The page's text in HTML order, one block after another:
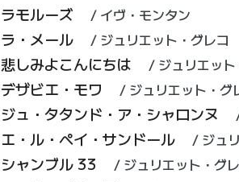
ラモルーズ イヴ・モンタン
ラ・メール ジュリエット・グレコ
悲しみよこんにちは ジュリエッ
デザビエ・モワ ジュリエット・グ
ジュ・タタンド・ア・シャロンヌ
エ・ル・ペイ・サンドール ジュ
シャンブル 33 ジュリエット・グ